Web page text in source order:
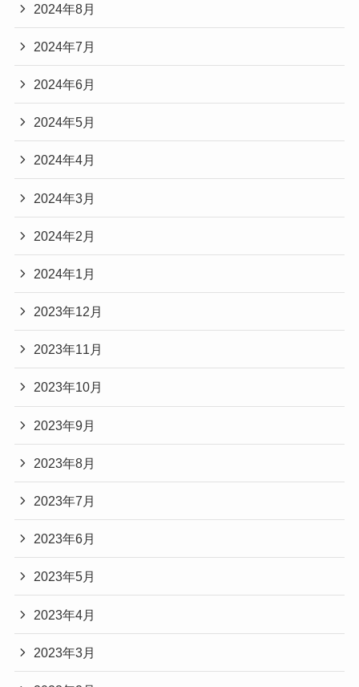
2024年8月
2024年7月
2024年6月
2024年5月
2024年4月
2024年3月
2024年2月
2024年1月
2023年12月
2023年11月
2023年10月
2023年9月
2023年8月
2023年7月
2023年6月
2023年5月
2023年4月
2023年3月